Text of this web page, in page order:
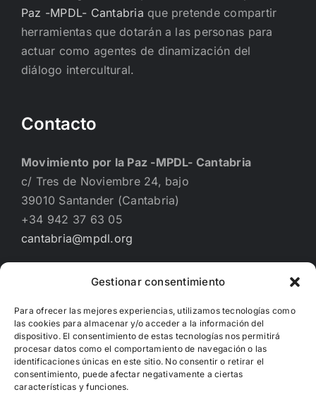
Gestionar consentimiento
Para ofrecer las mejores experiencias, utilizamos tecnologías como
las cookies para almacenar y/o acceder a la información del
dispositivo. El consentimiento de estas tecnologías nos permitirá
procesar datos como el comportamiento de navegación o las
identificaciones únicas en este sitio. No consentir o retirar el
consentimiento, puede afectar negativamente a ciertas
características y funciones.
Paz -MPDL- Cantabria que pretende compartir
herramientas que dotarán a las personas para
actuar como agentes de dinamización del
diálogo intercultural.
Contacto
Movimiento por la Paz -MPDL- Cantabria
c/ Tres de Noviembre 24, bajo
39010 Santander (Cantabria)
+34 942 37 63 05
cantabria@mpdl.org
Financiado por